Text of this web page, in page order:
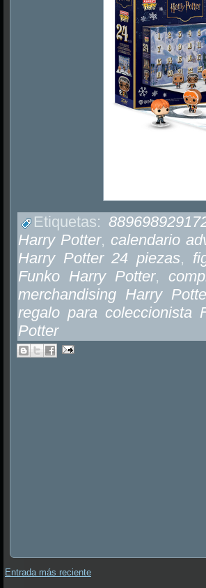
Etiquetas:
Harry Potter, calendario
Harry Potter 24 piezas,
Funko Harry Potter,
merchandising Harry
regalo para coleccionista
Potter
Entrada más reciente